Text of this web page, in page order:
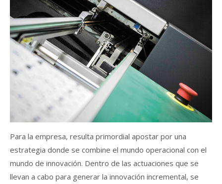
Para la empresa, resulta primordial apostar por una
estrategia donde se combine el mundo operacional con el
mundo de innovación. Dentro de las actuaciones que se
llevan a cabo para generar la innovación incremental, se